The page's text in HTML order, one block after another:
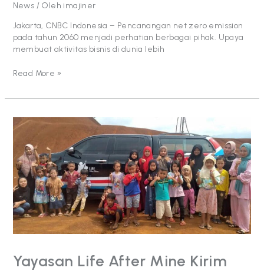
News / Oleh imajiner
Jakarta, CNBC Indonesia – Pencanangan net zero emission
pada tahun 2060 menjadi perhatian berbagai pihak. Upaya
membuat aktivitas bisnis di dunia lebih
Read More »
Yayasan Life After Mine Kirim
Yayasan
Life
Mine
Kirim
Bantuan
Untuk
Pemulihan
Lokasi
Terdampak
Banjir
Tanah